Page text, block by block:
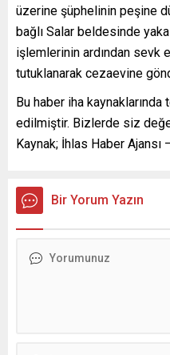
üzerine şüphelinin peşine
bağlı Salar beldesinde
işlemlerinin ardından sevk
tutuklanarak cezaevine
Bu haber iha
edilmiştir. Bizlerde siz
Kaynak; İhlas Haber Ajansı
Bir Yorum Yazın